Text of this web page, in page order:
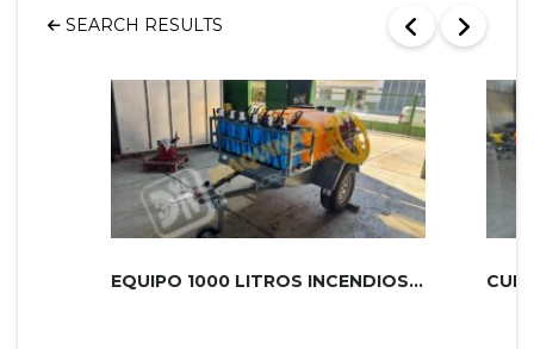
SEARCH RESULTS
EQUIPO 1000 LITROS INCENDIOS PLUS 2...